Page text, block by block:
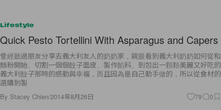
Lifestyle
Quick Pesto Tortellini With Asparagus and Capers
曾經聽過朋友分享去義大利友人的奶奶家，親眼看到義大利奶奶如何從和
麵粉開始、切割一個個餃子面皮、製作餡料、到包出一顆顆美麗又好吃的
義大利餃子那時的感動與幸福，而且因為是自己動手做的，所以從食材的
選購到製
By Stacey Chien/2014年8月26日 79 0